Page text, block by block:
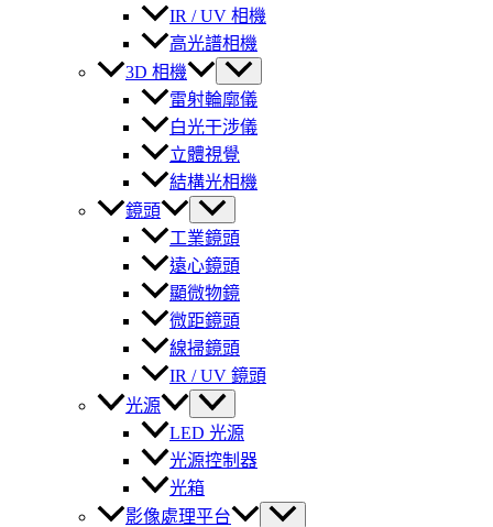
IR / UV 相機
高光譜相機
3D 相機
雷射輪廓儀
白光干涉儀
立體視覺
結構光相機
鏡頭
工業鏡頭
遠心鏡頭
顯微物鏡
微距鏡頭
線掃鏡頭
IR / UV 鏡頭
光源
LED 光源
光源控制器
光箱
影像處理平台